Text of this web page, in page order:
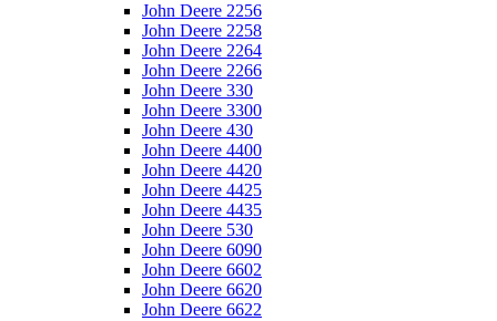
John Deere 2256
John Deere 2258
John Deere 2264
John Deere 2266
John Deere 330
John Deere 3300
John Deere 430
John Deere 4400
John Deere 4420
John Deere 4425
John Deere 4435
John Deere 530
John Deere 6090
John Deere 6602
John Deere 6620
John Deere 6622